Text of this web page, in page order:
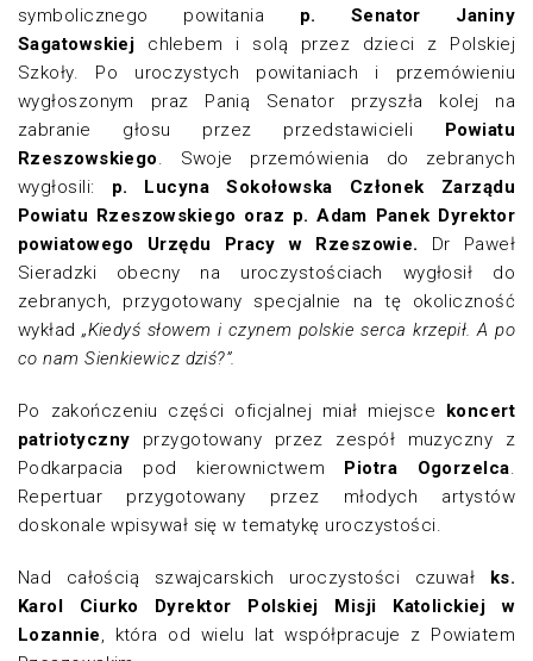
symbolicznego powitania p. Senator Janiny
Sagatowskiej chlebem i solą przez dzieci z Polskiej
Szkoły. Po uroczystych powitaniach i przemówieniu
wygłoszonym praz Panią Senator przyszła kolej na
zabranie głosu przez przedstawicieli
Powiatu
Rzeszowskiego. Swoje przemówienia do zebranych
wygłosili: p. Lucyna Sokołowska Członek Zarządu
Powiatu Rzeszowskiego oraz p. Adam Panek Dyrektor
powiatowego Urzędu Pracy w Rzeszowie.
Dr Paweł
Sieradzki obecny na uroczystościach wygłosił do
zebranych, przygotowany specjalnie na tę okoliczność
wykład „Kiedyś słowem i czynem polskie serca krzepił. A po
co nam Sienkiewicz dziś?”.
Po zakończeniu części oficjalnej miał miejsce
koncert
patriotyczny przygotowany przez zespół muzyczny z
Podkarpacia pod kierownictwem
Piotra Ogorzelca.
Repertuar przygotowany przez młodych artystów
doskonale wpisywał się w tematykę uroczystości.
Nad całością szwajcarskich uroczystości czuwał ks.
Karol Ciurko Dyrektor Polskiej Misji Katolickiej w
Lozannie, która od wielu lat współpracuje z Powiatem